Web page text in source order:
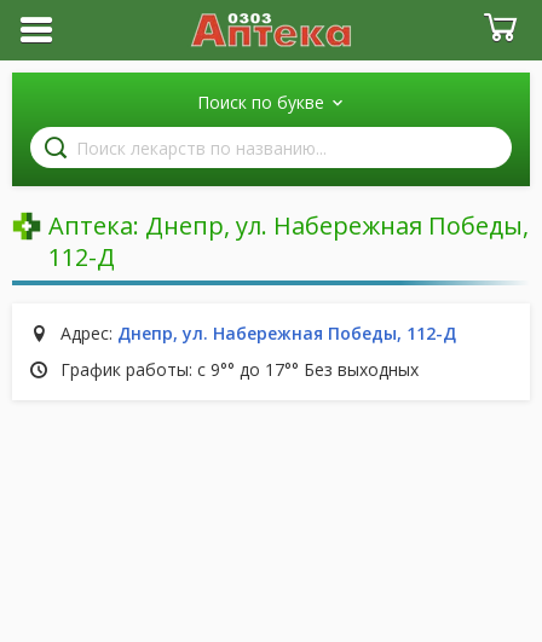
Поиск по букве
Поиск
лекарств
по
названию
Аптека: Днепр, ул. Набережная Победы,
112-Д
Адрес: Днепр, ул. Набережная Победы, 112-Д
График работы: с 9°° до 17°° Без выходных